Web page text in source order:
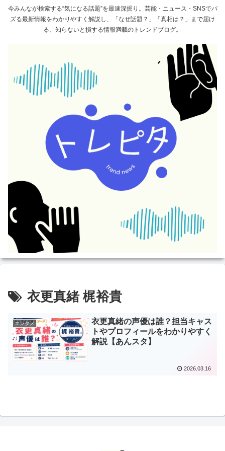
今みんなが検索する“気になる話題”を最速深掘り。芸能・ニュース・SNSでバ
ズる最新情報をわかりやすく解説し、「なぜ話題？」「真相は？」まで届け
る、知らないと損する情報満載のトレンドブログ。
衣更真緒 梶裕貴
エンタメ
衣更真緒の声優は誰？担当キャス
トやプロフィールをわかりやすく
解説【あんスタ】
2026.03.16